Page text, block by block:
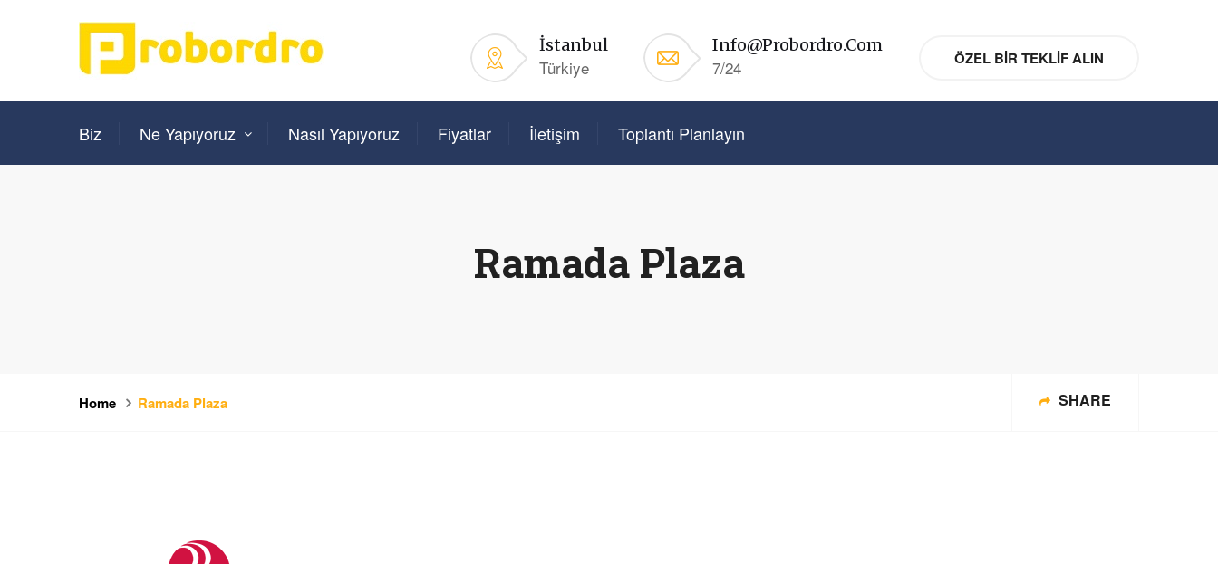
İstanbul
Türkiye
Info@probordro.com
7/24 ÖZEL BIR TEKLIF ALIN
Biz Ne Yapıyoruz Nasıl Yapıyoruz Fiyatlar İletişim Toplantı Planlayın
Ramada Plaza
Home Ramada Plaza SHARE